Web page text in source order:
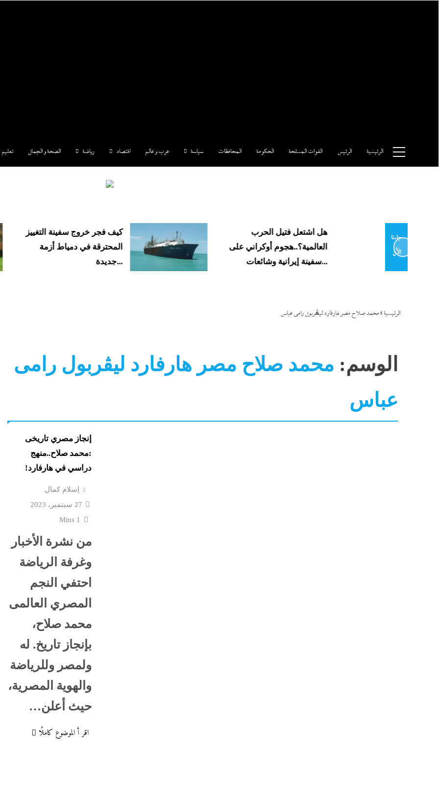
الرئيسية الرئيس القوات المسلحة الحكومة المحافظات سياسة عرب و عالم اقتصاد رياضة الصحة و الجمال تعليم
جاءنا
الآن
كيف فجر خروج سفينة التغييز
المحترقة في دمياط أزمة
جديدة...
هل اشتعل فتيل الحرب
العالمية؟..هجوم أوكراني على
الرئيسية»محمد صلاح مصر هارفارد ليڤربول رامى عباس
الوسم: محمد صلاح مصر هارفارد ليڤربول رامى
عباس
جاءنا الآن رياضة نشرة الأخبار نشرة لايف
إنجاز مصري تاريخى
:محمد صلاح..منهج
دراسي في هارفارد!
إسلام كمال
27 سبتمبر، 2023
1 Mins
من نشرة الأخبار
وغرفة الرياضة
احتفي النجم
المصري العالمى
محمد صلاح،
بإنجاز تاريخ. له
ولمصر وللرياضة
والهوية المصرية،
حيث أعلن…
اقر أ الموضوع كاملًا